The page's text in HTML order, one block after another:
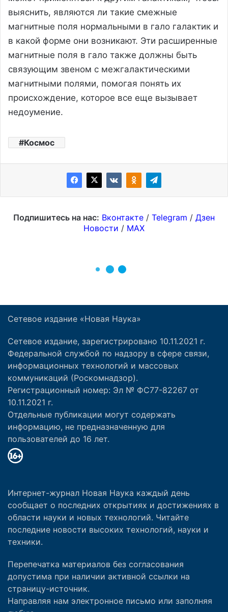
Сетевое издание «Новая Наука»
Сетевое издание, зарегистрировано 10.11.2021 г.
Федеральной службой по надзору в сфере связи,
информационных технологий и массовых
коммуникаций (Роскомнадзор).
Регистрационный номер: Эл № ФС77-82267 от
10.11.2021 г.
Отдельные публикации могут содержать
информацию, не предназначенную для
пользователей до 16 лет.
Интернет-журнал Новая Наука каждый день
сообщает о последних открытиях и достижениях в
области науки и новых технологий. Читайте
последние новости высоких технологий, науки и
техники.
Перепечатка материалов без согласования
допустима при наличии активной ссылки на
страницу-источник.
Направляя нам электронное письмо или заполняя